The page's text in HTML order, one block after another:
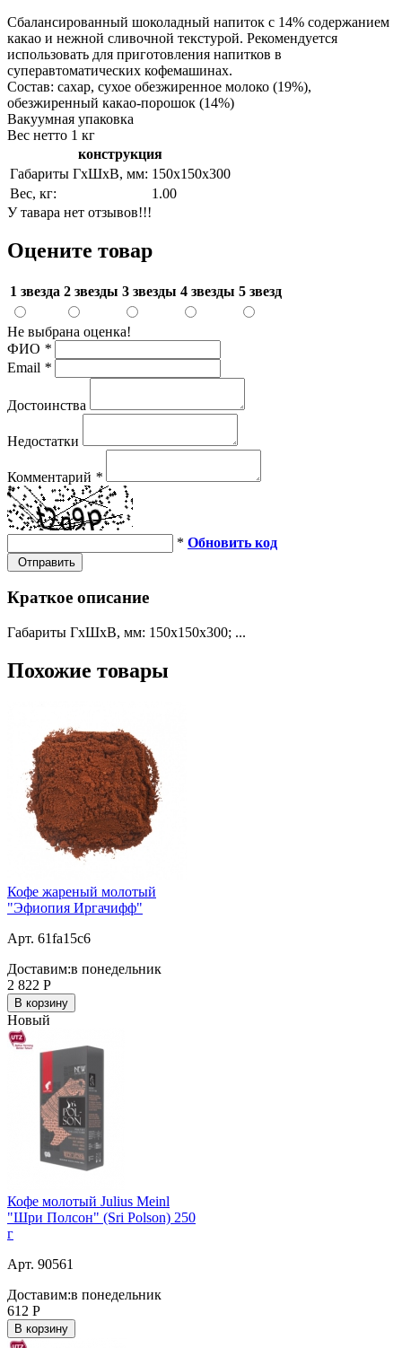
Сбалансированный шоколадный напиток с 14% содержанием
какао и нежной сливочной текстурой. Рекомендуется
использовать для приготовления напитков в
суперавтоматических кофемашинах.
Состав: сахар, сухое обезжиренное молоко (19%),
обезжиренный какао-порошок (14%)
Вакуумная упаковка
Вес нетто 1 кг
конструкция
Габариты ГхШхВ, мм: 150х150х300
Вес, кг:
1.00
У тавара нет отзывов!!!
Оцените товар
1 звезда 2 звезды 3 звезды 4 звезды 5 звезд
Не выбрана оценка!
ФИО *
Email *
Достоинства
Недостатки
Комментарий *
* Обновить код
Отправить
Краткое описание
Габариты ГхШхВ, мм: 150х150х300; ...
Похожие товары
Кофе жареный молотый
"Эфиопия Иргачифф"
Арт. 61fa15c6
Доставим:в понедельник
2 822 Р
В корзину
Новый
Кофе молотый Julius Meinl
"Шри Полсон" (Sri Polson) 250
г
Арт. 90561
Доставим:в понедельник
612 Р
В корзину